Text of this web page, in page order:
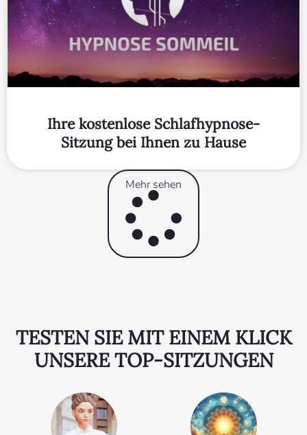
Ihre kostenlose Schlafhypnose-
Sitzung bei Ihnen zu Hause
Mehr sehen
TESTEN SIE MIT EINEM KLICK
UNSERE TOP-SITZUNGEN